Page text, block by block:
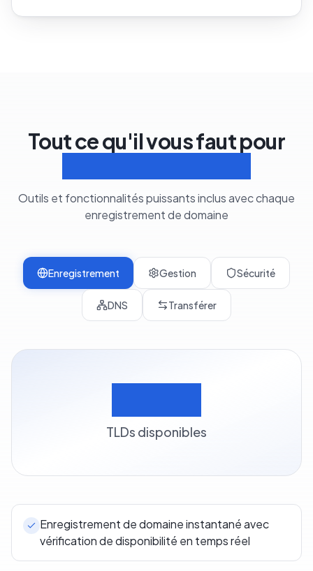
Tout ce qu'il vous faut pour
Outils et fonctionnalités puissants inclus avec chaque
enregistrement de domaine
Enregistrement Gestion Sécurité
DNS Transférer
TLDs disponibles
Enregistrement de domaine instantané avec
vérification de disponibilité en temps réel